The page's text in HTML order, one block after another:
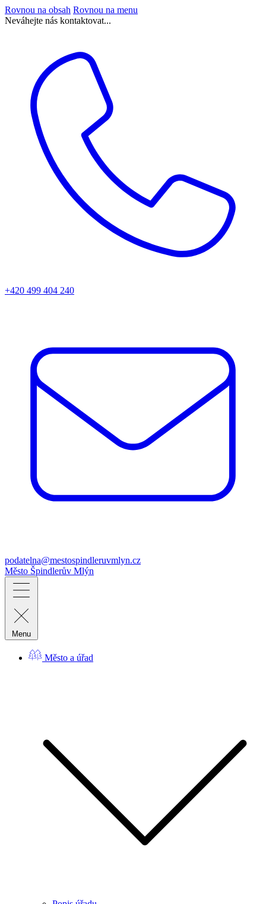
Rovnou na obsah Rovnou na menu
Neváhejte nás kontaktovat...
+420 499 404 240
podatelna@mestospindleruvmlyn.cz
Město Špindlerův Mlýn
Menu
Město a úřad